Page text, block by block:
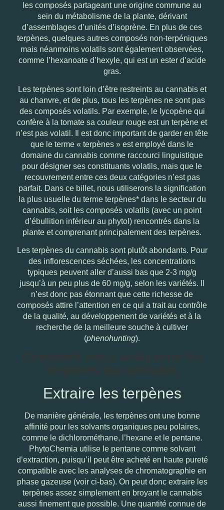
les composés partageant une origine commune au
sein du métabolisme de la plante, dérivant
d’assemblages d’unités d’isoprène. En plus de ces
terpènes, quelques autres composés non-terpéniques
mais néanmoins volatils sont également observées,
comme l’hexanoate d’hexyle, qui est un ester d’acide
gras.
Les terpènes sont loin d’être restreints au cannabis et
au chanvre, et de plus, tous les terpènes ne sont pas
des composés volatils. Par exemple, le lycopène qui
confère à la tomate sa couleur rouge est un terpène et
n’est pas volatil. Il est donc important de garder en tête
que le terme « terpènes » est employé dans le
domaine du cannabis comme raccourci linguistique
pour désigner ses constituants volatils, mais que le
recouvrement entre ces deux catégories n’est pas
parfait. Dans ce billet, nous utiliserons la signification
la plus usuelle du terme terpènes* dans le secteur du
cannabis, soit les composés volatils (avec un point
d’ébullition inférieur au phytol) rencontrés dans la
plante et comprenant principalement des terpènes.
Les terpènes du cannabis sont plutôt abondants. Pour
des inflorescences séchées, les concentrations
typiques peuvent aller d’aussi bas que 2-3 mg/g
jusqu’à un peu plus de 60 mg/g, selon les variétés. Il
n’est donc pas étonnant que cette richesse de
composés attire l’attention en ce qui a trait au contrôle
de la qualité, au développement de variétés et à la
recherche de la meilleure souche à cultiver
(phenohunting).
Extraire les terpènes
De manière générale, les terpènes ont une bonne
affinité pour les solvants organiques peu polaires,
comme le dichlorométhane, l’hexane et le pentane.
PhytoChemia utilise le pentane comme solvant
d’extraction, puisqu’il peut être acheté en haute pureté
compatible avec les analyses de chromatographie en
phase gazeuse (voir ci-bas). On peut donc extraire les
terpènes assez simplement en broyant le cannabis
aussi finement que possible. Une quantité connue de